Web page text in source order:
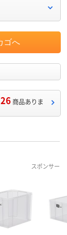
ゴへ
26 商品ありま
スポンサー